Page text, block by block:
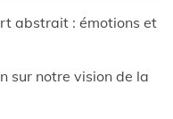
abstrait : émotions et
sur notre vision de la